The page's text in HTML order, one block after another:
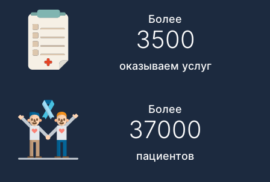
Более
3500
оказываем услуг
Более
37000
пациентов